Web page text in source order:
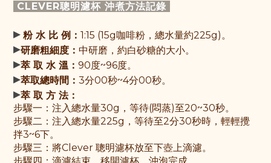
CLEVER聰明濾杯 沖煮方法記錄
▸ 粉 水 比 例： 1:15 (15g咖啡粉，總水量約225g)。
▸研磨粗細度： 中研磨，約白砂糖的大小。
▸萃 取 水 溫： 90度~96度。
▸萃取總時間： 3分00秒~4分00秒。
▸萃 取 方 法：
步驟一： 注入總水量30g，等待(悶蒸)至20~30秒。
步驟二：注入總水量225g， 等待至2分30秒時，輕輕攪
拌3~6下。
步驟三： 將Clever 聰明濾杯放至下壺上滴濾。